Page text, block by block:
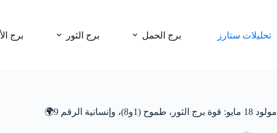
تحليلات ستارز برج الحمل برج الثور برج
مولود 18 مايو: قوة برج الثور، طموح (1و8)، وإنسانية الرقم 9🌍